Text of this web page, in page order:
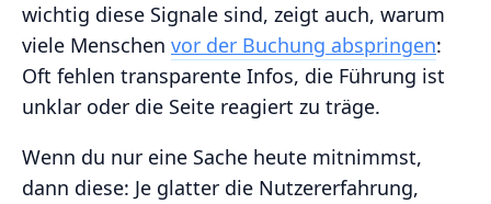
wichtig diese Signale sind, zeigt auch, warum
viele Menschen vor der Buchung abspringen:
Oft fehlen transparente Infos, die Führung ist
unklar oder die Seite reagiert zu träge.
Wenn du nur eine Sache heute mitnimmst,
dann diese: Je glatter die Nutzererfahrung,